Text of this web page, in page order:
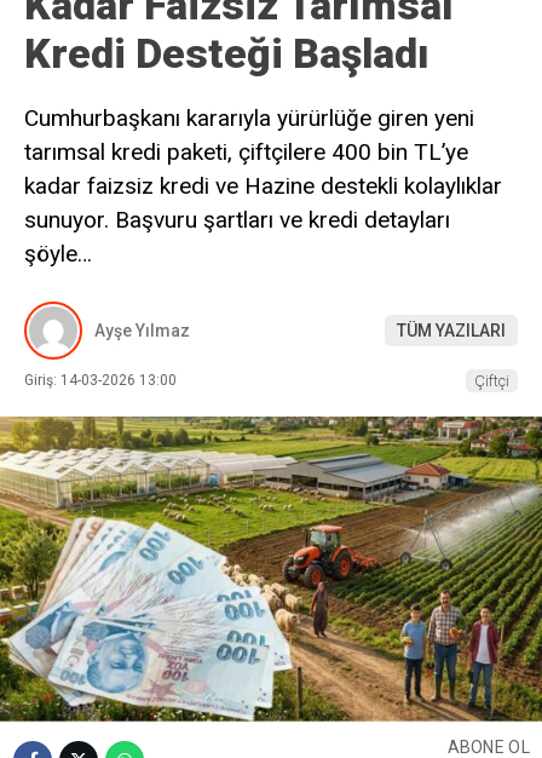
Kredi Desteği Başladı
Cumhurbaşkanı kararıyla yürürlüğe giren yeni
tarımsal kredi paketi, çiftçilere 400 bin TL’ye
kadar faizsiz kredi ve Hazine destekli kolaylıklar
sunuyor. Başvuru şartları ve kredi detayları
şöyle…
Ayşe Yılmaz TÜM YAZILARI
Giriş: 14-03-2026 13:00 Çiftçi
ABONE OL